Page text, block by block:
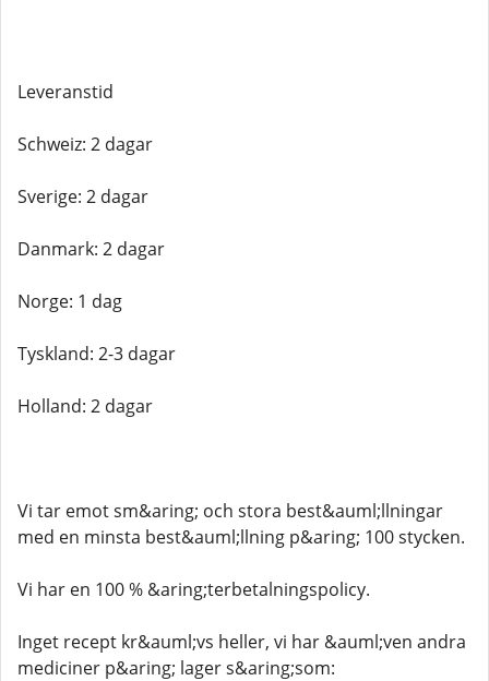
Leveranstid
Schweiz: 2 dagar
Sverige: 2 dagar
Danmark: 2 dagar
Norge: 1 dag
Tyskland: 2-3 dagar
Holland: 2 dagar
Vi tar emot sm&aring; och stora best&auml;llningar
med en minsta best&auml;llning p&aring; 100 stycken.
Vi har en 100 % &aring;terbetalningspolicy.
Inget recept kr&auml;vs heller, vi har &auml;ven andra
mediciner p&aring; lager s&aring;som: